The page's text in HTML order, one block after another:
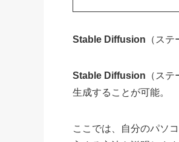
Stable Diffusion （ス
Stable Diffusion （ス
生成することが可能。
ここでは、自分のパソ